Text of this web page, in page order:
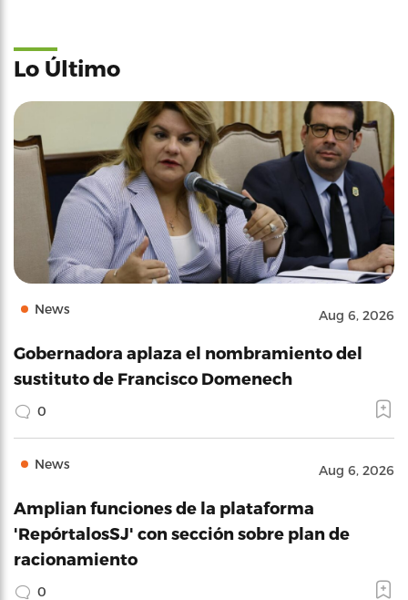
Lo Último
News Aug 6, 2026
Gobernadora aplaza el nombramiento del
sustituto de Francisco Domenech
0
News Aug 6, 2026
Amplian funciones de la plataforma
'RepórtalosSJ' con sección sobre plan de
racionamiento
0